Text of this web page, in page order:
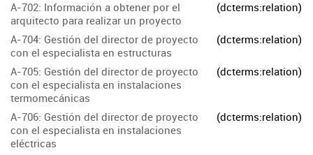
A-702: Información a obtener por el
arquitecto para realizar un proyecto
(dcterms:relation)
A-704: Gestión del director de proyecto
con el especialista en estructuras
(dcterms:relation)
A-705: Gestión del director de proyecto
con el especialista en instalaciones
termomecánicas
(dcterms:relation)
A-706: Gestión del director de proyecto
con el especialista en instalaciones
eléctricas
(dcterms:relation)